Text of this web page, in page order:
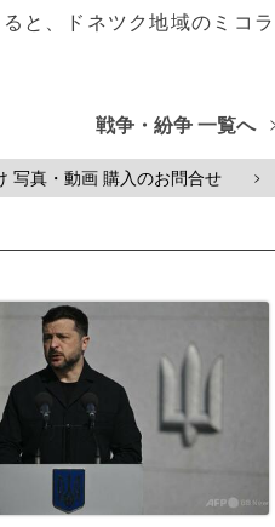
と、ドネツク地域のミコラ
戦争・紛争 一覧へ
写真・動画 購入のお問合せ >